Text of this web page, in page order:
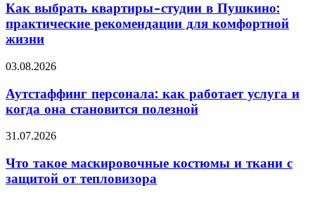
Как выбрать квартиры-студии в Пушкино:
практические рекомендации для комфортной
жизни
03.08.2026
Аутстаффинг персонала: как работает услуга и
когда она становится полезной
31.07.2026
Что такое маскировочные костюмы и ткани с
защитой от тепловизора